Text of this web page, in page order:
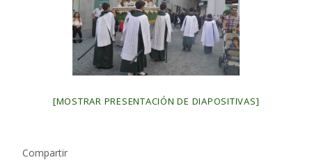
[MOSTRAR PRESENTACIÓN DE DIAPOSITIVAS]
Compartir